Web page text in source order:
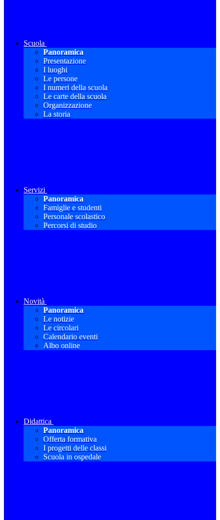
Scuola
Panoramica
Presentazione
I luoghi
Le persone
I numeri della scuola
Le carte della scuola
Organizzazione
La storia
Servizi
Panoramica
Famiglie e studenti
Personale scolastico
Percorsi di studio
Novità
Panoramica
Le notizie
Le circolari
Calendario eventi
Albo online
Didattica
Panoramica
Offerta formativa
I progetti delle classi
Scuola in ospedale